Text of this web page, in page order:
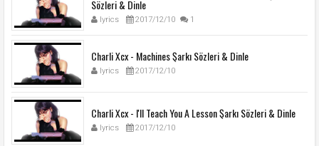
Sözleri & Dinle
lyrics 2017/12/10 1
Charli Xcx - Machines Şarkı Sözleri & Dinle
lyrics 2017/12/10
Charli Xcx - I'll Teach You A Lesson Şarkı Sözleri & Dinle
lyrics 2017/12/10